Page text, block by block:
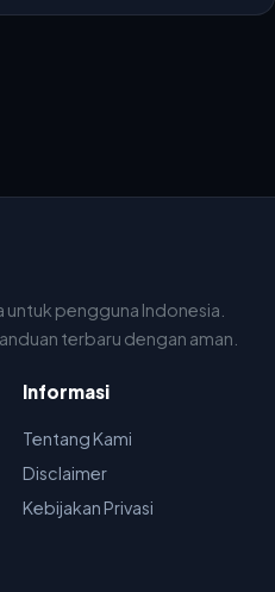
pengguna Indonesia.
terbaru dengan aman.
Informasi
Tentang Kami
Disclaimer
Kebijakan Privasi